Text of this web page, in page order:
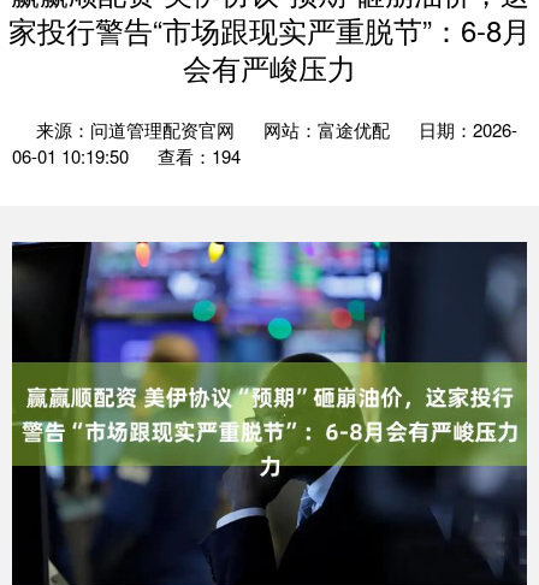
家投行警告“市场跟现实严重脱节”：6-8月
会有严峻压力
来源：问道管理配资官网 网站：富途优配
日期：2026-
06-01 10:19:50
查看：194